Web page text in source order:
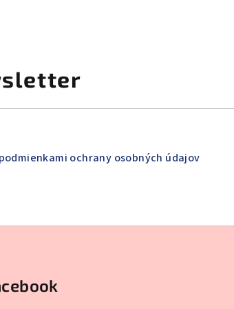
podmienkami ochrany osobných údajov